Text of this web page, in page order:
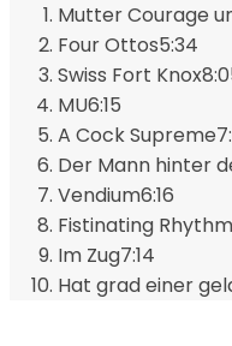
Mutter Courage
Four Ottos5:34
Swiss Fort Knox
MU6:15
A Cock Supreme
Der Mann hinter
Vendium6:16
Fistinating Rhythm
Im Zug7:14
Hat grad einer